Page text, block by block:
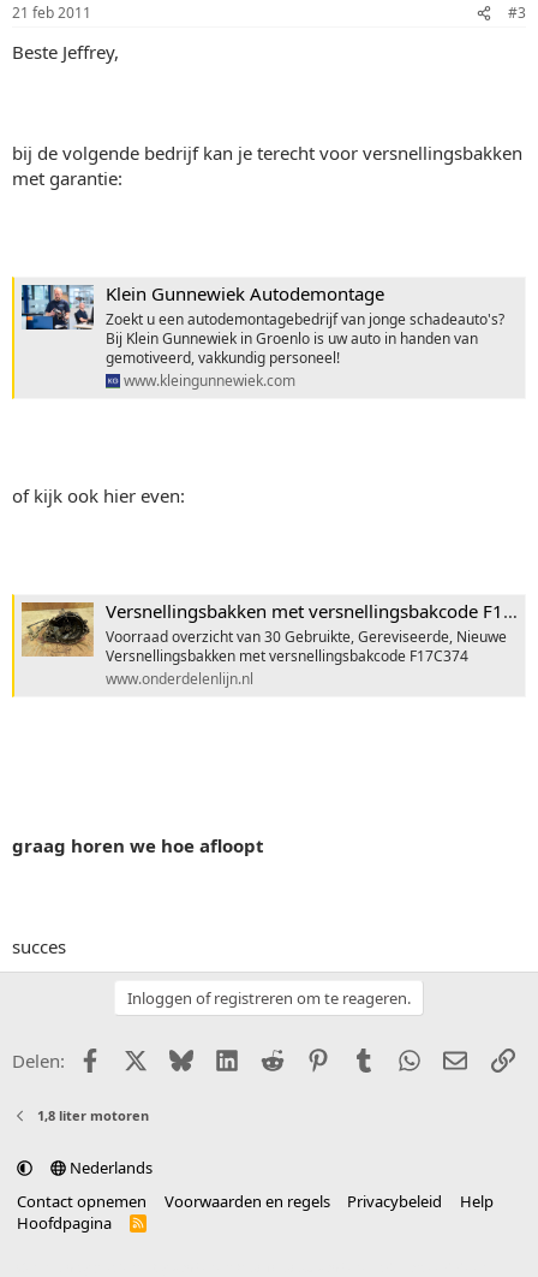
21 feb 2011 #3
Beste Jeffrey,
bij de volgende bedrijf kan je terecht voor versnellingsbakken
met garantie:
Klein Gunnewiek Autodemontage
Zoekt u een autodemontagebedrijf van jonge schadeauto's?
Bij Klein Gunnewiek in Groenlo is uw auto in handen van
gemotiveerd, vakkundig personeel!
www.kleingunnewiek.com
of kijk ook hier even:
Versnellingsbakken met versnellingsbakcode F17C374 voorraad
Voorraad overzicht van 30 Gebruikte, Gereviseerde, Nieuwe
Versnellingsbakken met versnellingsbakcode F17C374
www.onderdelenlijn.nl
graag horen we hoe afloopt
succes
Inloggen of registreren om te reageren.
Delen: FacebookX (Twitter)
BlueskyLinkedIn
Reddit PinterestTumblr WhatsApp
E-mail
1,8 liter motoren
Nederlands
Contact opnemen
Voorwaarden en regels Privacybeleid
Help
Hoofdpagina
R